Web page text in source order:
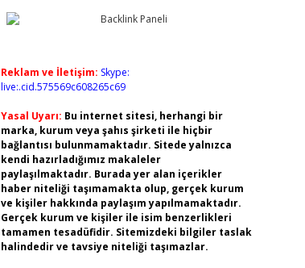
Reklam ve İletişim: Skype:
live:.cid.575569c608265c69
Yasal Uyarı: Bu internet sitesi, herhangi bir
marka, kurum veya şahıs şirketi ile hiçbir
bağlantısı bulunmamaktadır. Sitede yalnızca
kendi hazırladığımız makaleler
paylaşılmaktadır. Burada yer alan içerikler
haber niteliği taşımamakta olup, gerçek kurum
ve kişiler hakkında paylaşım yapılmamaktadır.
Gerçek kurum ve kişiler ile isim benzerlikleri
tamamen tesadüfidir. Sitemizdeki bilgiler taslak
halindedir ve tavsiye niteliği taşımazlar.